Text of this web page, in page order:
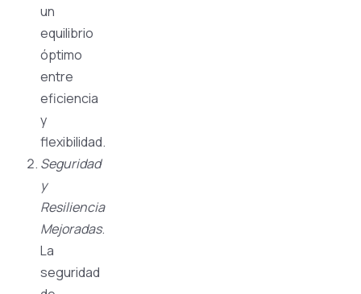
un
equilibrio
óptimo
entre
eficiencia
y
flexibilidad.
Seguridad
y
Resiliencia
Mejoradas.
La
seguridad